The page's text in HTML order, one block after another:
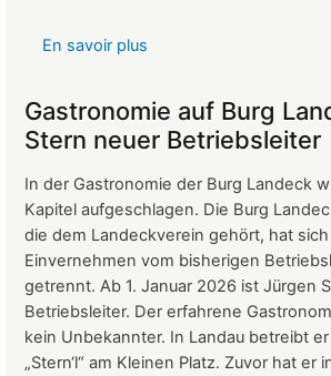
En savoir plus
der
Mitgliederversammlung
vom
24.
März
2026
Gastronomie auf Burg
Stern neuer Betriebsleiter
In der Gastronomie der Burg Landeck
Kapitel aufgeschlagen. Die Burg
die dem Landeckverein gehört, hat
Einvernehmen vom bisherigen
getrennt. Ab 1. Januar 2026 ist Jürgen
Betriebsleiter. Der erfahrene
kein Unbekannter. In Landau betreibt
„Stern‘l“ am Kleinen Platz. Zuvor hat er